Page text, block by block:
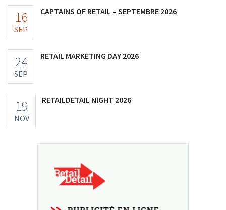
16
SEP
CAPTAINS OF RETAIL – SEPTEMBRE 2026
24
SEP
RETAIL MARKETING DAY 2026
19
NOV
RETAILDETAIL NIGHT 2026